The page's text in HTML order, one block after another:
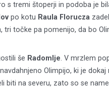
s tremi štoperji in podoba je
po kotu Raula Florucza
tri točke pa pomenijo, da bo
še Radomlje. V mrzlem
Olimpijo, ki je
biti na severu, zato so se